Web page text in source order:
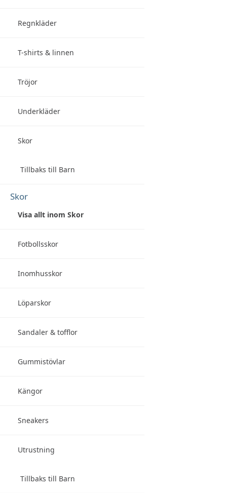
Regnkläder
T-shirts & linnen
Tröjor
Underkläder
Skor
Tillbaks till Barn
Skor
Visa allt inom Skor
Fotbollsskor
Inomhusskor
Löparskor
Sandaler & tofflor
Gummistövlar
Kängor
Sneakers
Utrustning
Tillbaks till Barn